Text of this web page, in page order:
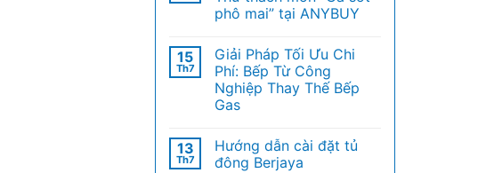
phô mai” tại ANYBUY
15
Th7
Giải Pháp Tối Ưu Chi
Phí: Bếp Từ Công
Nghiệp Thay Thế Bếp
Gas
13
Th7
Hướng dẫn cài đặt tủ
đông Berjaya